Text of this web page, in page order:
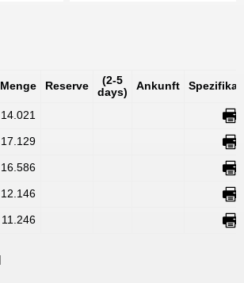
Menge Reserve
(2-5
days)
Ankunft
14.021
17.129
16.586
12.146
11.246